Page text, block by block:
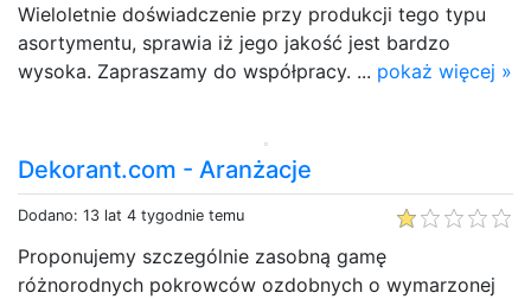
Wieloletnie doświadczenie przy produkcji tego typu
asortymentu, sprawia iż jego jakość jest bardzo
wysoka. Zapraszamy do współpracy. ... pokaż więcej »
Dekorant.com - Aranżacje
Dodano: 13 lat 4 tygodnie temu
Proponujemy szczególnie zasobną gamę
różnorodnych pokrowców ozdobnych o wymarzonej